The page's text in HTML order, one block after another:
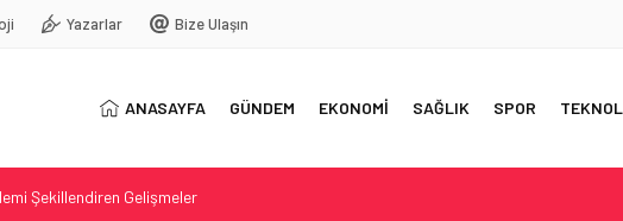
Yazarlar Bize Ulaşın
ANASAYFA GÜNDEM EKONOMİ SAĞLIK SPOR
Şekillendiren Gelişmeler